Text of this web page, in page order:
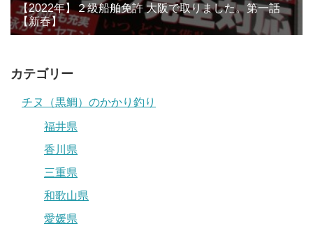
【2022年】２級船舶免許 大阪で取りました。第一話
【新春】
カテゴリー
チヌ（黒鯛）のかかり釣り
福井県
香川県
三重県
和歌山県
愛媛県